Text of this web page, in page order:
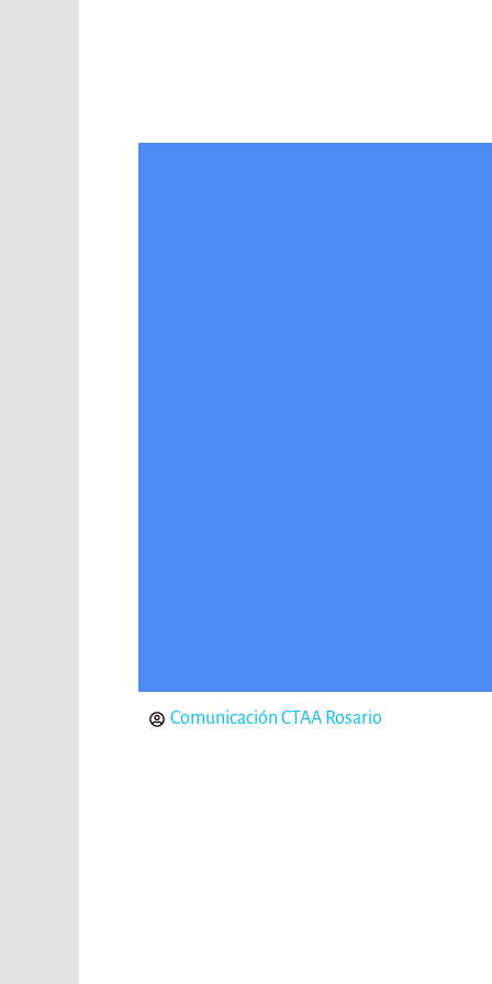
Comunicación CTAA Rosario